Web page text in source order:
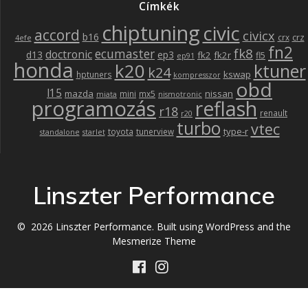
Címkék
4efe accord b16 chiptuningcivic civicx crx crz
d13 doctronicecumaster ep3 ep91 fk2 fk2r fk8 fl5 fn2
honda hptuners k20 k24 kompresszor kswap ktuner
l15 mazda miata mini mx5 nismotronic nissan obd
programozás r18 r20 reflash renault
standalone starlet toyota tunerview turbo type-r vtec
Linszter Performance
© 2026 Linszter Performance. Built using WordPress and the
Mesmerize Theme